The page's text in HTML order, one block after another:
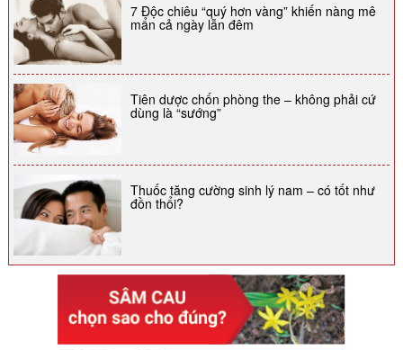
7 Độc chiêu “quý hơn vàng” khiến nàng mê
mẩn cả ngày lẫn đêm
Tiên dược chốn phòng the – không phải cứ
dùng là “sướng”
Thuốc tăng cường sinh lý nam – có tốt như
đồn thổi?